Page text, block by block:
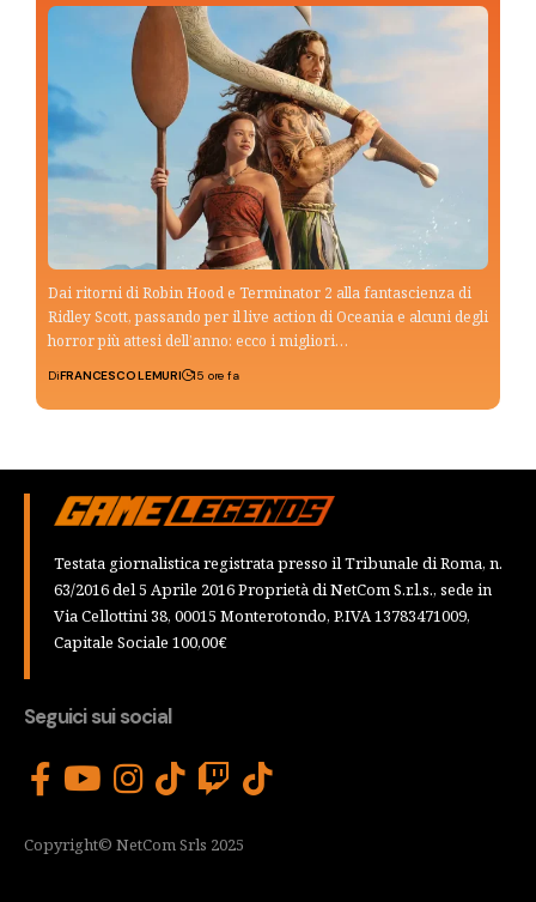
Dai ritorni di Robin Hood e Terminator 2 alla fantascienza di
Ridley Scott, passando per il live action di Oceania e alcuni degli
horror più attesi dell’anno: ecco i migliori…
DiFRANCESCO LEMURI 15 ore fa
Testata giornalistica registrata presso il Tribunale di Roma, n.
63/2016 del 5 Aprile 2016 Proprietà di NetCom S.r.l.s., sede in
Via Cellottini 38, 00015 Monterotondo, P.IVA 13783471009,
Capitale Sociale 100,00€
Seguici sui social
Copyright© NetCom Srls 2025